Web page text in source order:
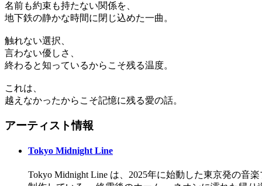
名前も約束も持たない関係を、
地下鉄の静かな時間に閉じ込めた一曲。
触れない選択、
言わない優しさ、
終わると知っているからこそ残る温度。
これは、
越えなかったからこそ記憶に残る愛の話。
アーティスト情報
Tokyo Midnight Line
Tokyo Midnight Line は、2025年に始動した東京発の音